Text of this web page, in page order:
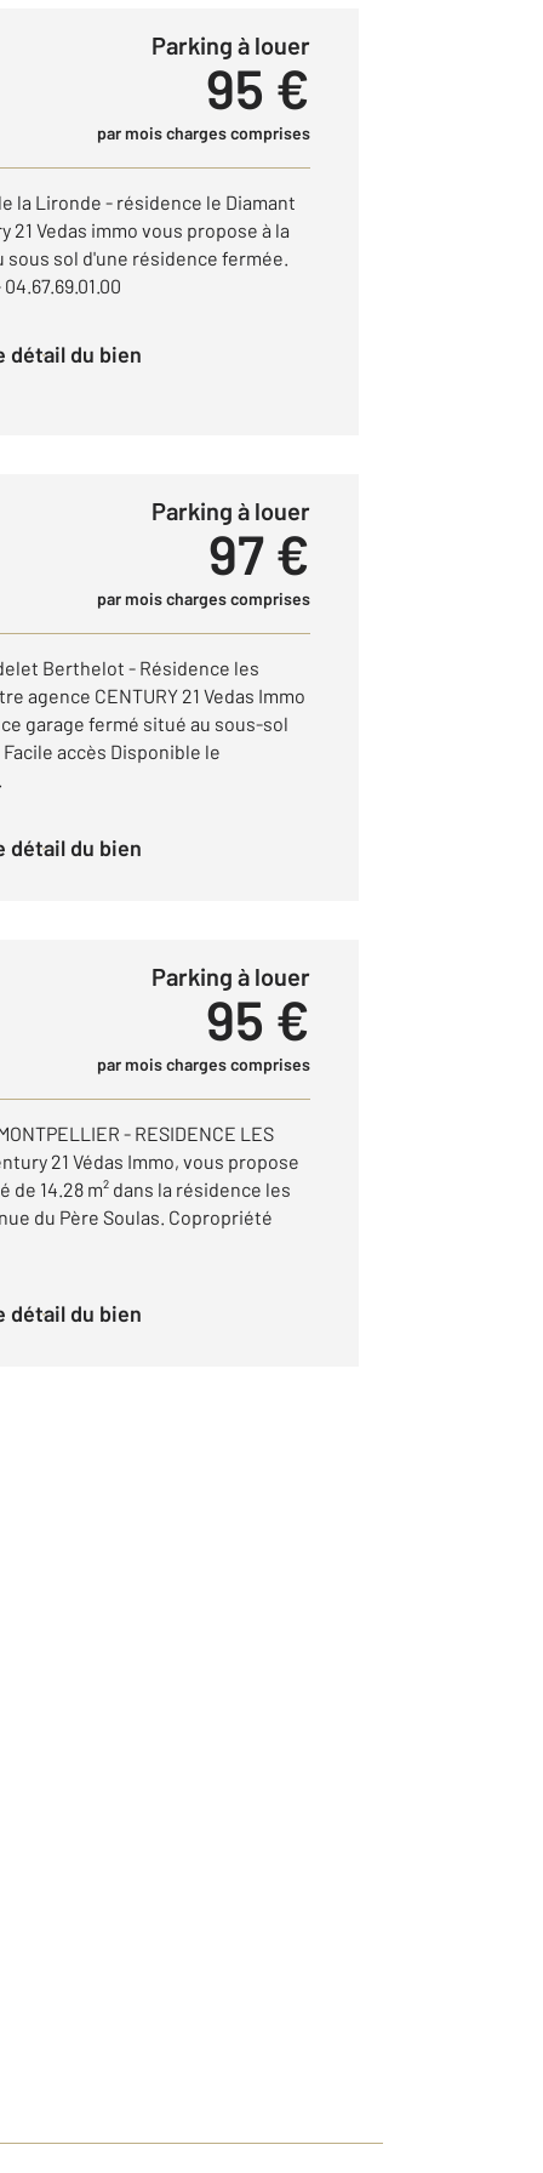
Parking à louer
95 €
par mois charges comprises
la Lironde - résidence le Diamant
21 Vedas immo vous propose à la
sous sol d'une résidence fermée.
04.67.69.01.00
détail du bien
Parking à louer
97 €
par mois charges comprises
Berthelot - Résidence les
agence CENTURY 21 Vedas Immo
garage fermé situé au sous-sol
accès Disponible le
détail du bien
Parking à louer
95 €
par mois charges comprises
- RESIDENCE LES
21 Védas Immo, vous propose
de 14.28 m² dans la résidence les
du Père Soulas. Copropriété
détail du bien